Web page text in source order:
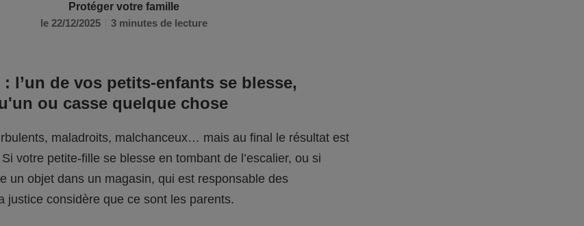
Protéger votre famille
le 22/12/2025
3 minutes de lecture
l’un de vos petits-enfants se blesse,
ou casse quelque chose
maladroits, malchanceux… mais au final le résultat est
votre petite-fille se blesse en tombant de l’escalier, ou si
un objet dans un magasin, qui est responsable des
justice considère que ce sont les parents.